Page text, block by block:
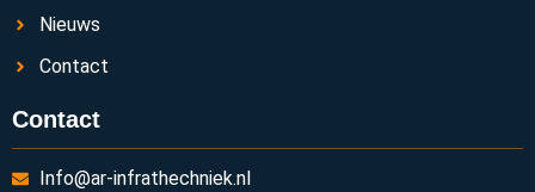
Nieuws
Contact
Contact
Info@ar-infrathechniek.nl